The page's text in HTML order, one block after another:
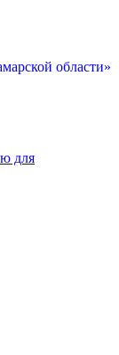
области»
для